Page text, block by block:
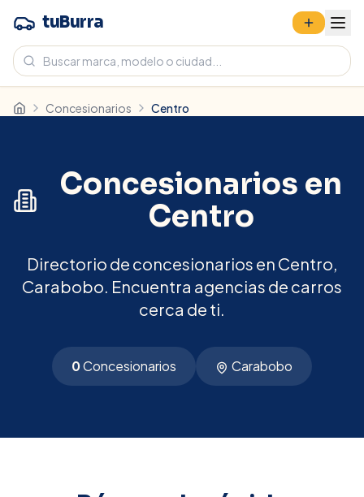
tuBurra
Concesionarios Centro
Concesionarios en
Centro
Directorio de concesionarios en Centro,
Carabobo. Encuentra agencias de carros
cerca de ti.
0Concesionarios Carabobo